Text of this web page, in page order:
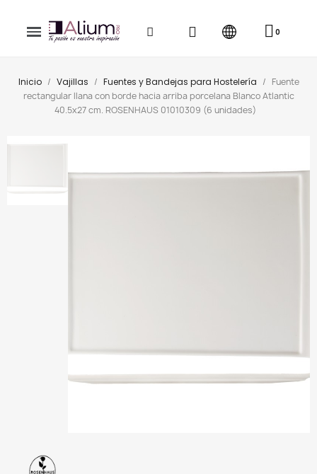
Inicio Vajillas Fuentes y Bandejas para Hostelería
Fuente
rectangular llana con borde hacia arriba porcelana Blanco Atlantic
40.5x27 cm. ROSENHAUS 01010309 (6 unidades)